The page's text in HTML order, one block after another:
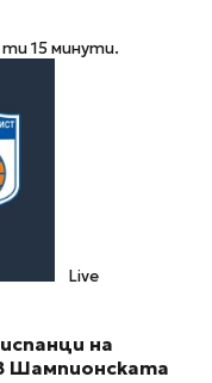
ти 15 минути.
Live
на
Шампионската